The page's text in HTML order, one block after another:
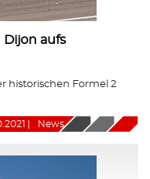
aufs
historischen Formel 2
News